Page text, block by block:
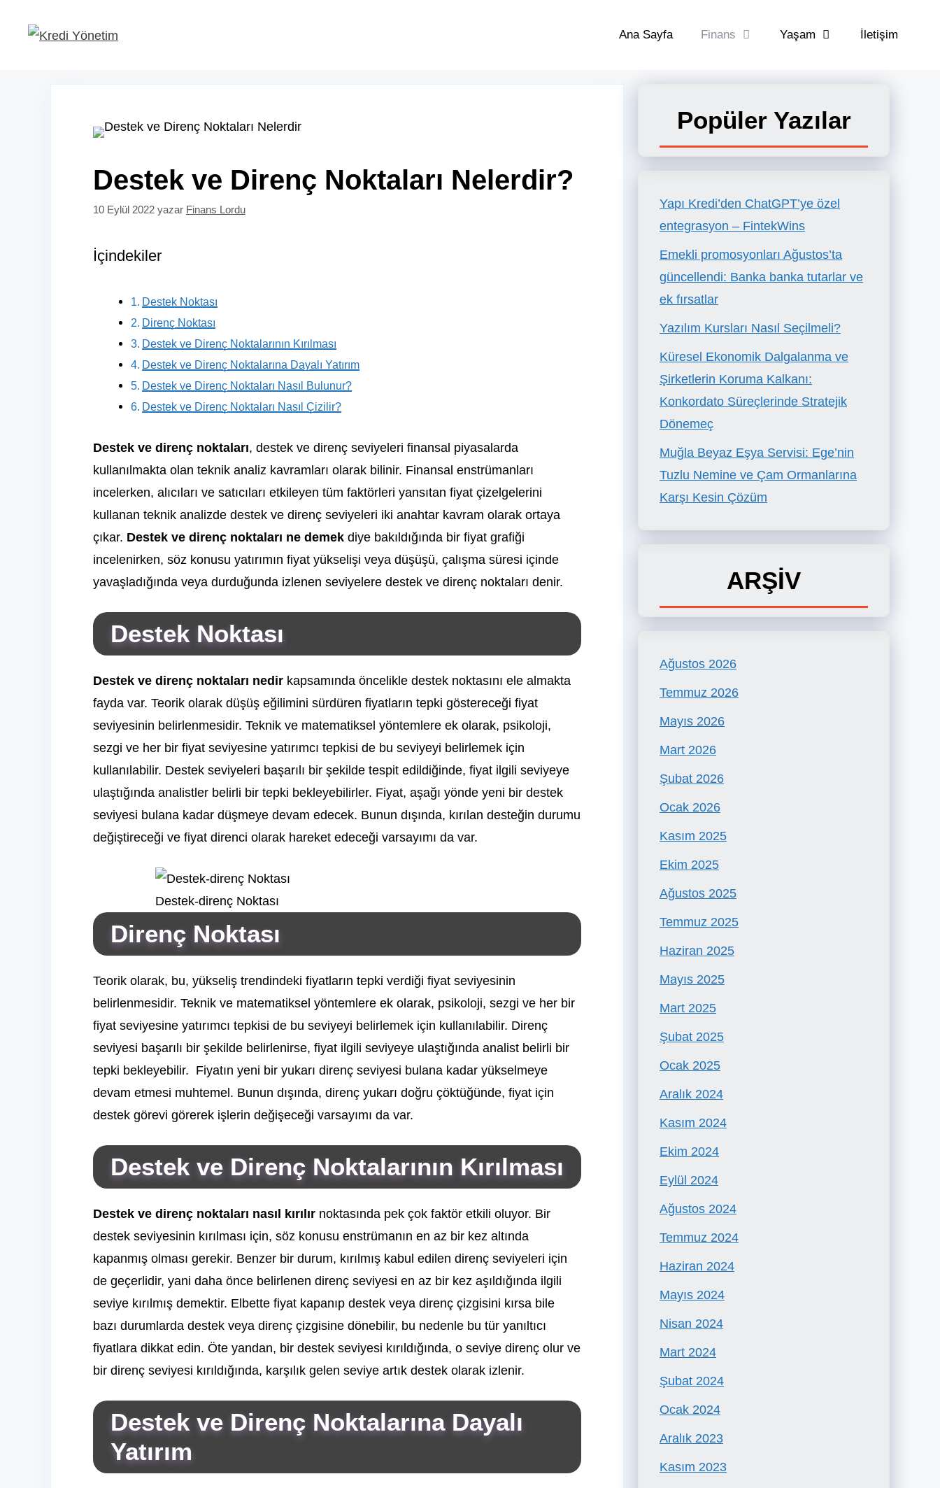
Ana Sayfa Finans Yaşam İletişim
Destek ve Direnç Noktaları Nelerdir?
10 Eylül 2022 yazar Finans Lordu
İçindekiler
Destek Noktası
Direnç Noktası
Destek ve Direnç Noktalarının Kırılması
Destek ve Direnç Noktalarına Dayalı Yatırım
Destek ve Direnç Noktaları Nasıl Bulunur?
Destek ve Direnç Noktaları Nasıl Çizilir?
Destek ve direnç noktaları, destek ve direnç seviyeleri finansal piyasalarda
kullanılmakta olan teknik analiz kavramları olarak bilinir. Finansal enstrümanları
incelerken, alıcıları ve satıcıları etkileyen tüm faktörleri yansıtan fiyat çizelgelerini
kullanan teknik analizde destek ve direnç seviyeleri iki anahtar kavram olarak ortaya
çıkar. Destek ve direnç noktaları ne demek diye bakıldığında bir fiyat grafiği
incelenirken, söz konusu yatırımın fiyat yükselişi veya düşüşü, çalışma süresi içinde
yavaşladığında veya durduğunda izlenen seviyelere destek ve direnç noktaları denir.
Destek Noktası
Destek ve direnç noktaları nedir kapsamında öncelikle destek noktasını ele almakta
fayda var. Teorik olarak düşüş eğilimini sürdüren fiyatların tepki göstereceği fiyat
seviyesinin belirlenmesidir. Teknik ve matematiksel yöntemlere ek olarak, psikoloji,
sezgi ve her bir fiyat seviyesine yatırımcı tepkisi de bu seviyeyi belirlemek için
kullanılabilir. Destek seviyeleri başarılı bir şekilde tespit edildiğinde, fiyat ilgili seviyeye
ulaştığında analistler belirli bir tepki bekleyebilirler. Fiyat, aşağı yönde yeni bir destek
seviyesi bulana kadar düşmeye devam edecek. Bunun dışında, kırılan desteğin durumu
değiştireceği ve fiyat direnci olarak hareket edeceği varsayımı da var.
Destek-direnç Noktası
Direnç Noktası
Teorik olarak, bu, yükseliş trendindeki fiyatların tepki verdiği fiyat seviyesinin
belirlenmesidir. Teknik ve matematiksel yöntemlere ek olarak, psikoloji, sezgi ve her bir
fiyat seviyesine yatırımcı tepkisi de bu seviyeyi belirlemek için kullanılabilir. Direnç
seviyesi başarılı bir şekilde belirlenirse, fiyat ilgili seviyeye ulaştığında analist belirli bir
tepki bekleyebilir. Fiyatın yeni bir yukarı direnç seviyesi bulana kadar yükselmeye
devam etmesi muhtemel. Bunun dışında, direnç yukarı doğru çöktüğünde, fiyat için
destek görevi görerek işlerin değişeceği varsayımı da var.
Destek ve Direnç Noktalarının Kırılması
Destek ve direnç noktaları nasıl kırılır noktasında pek çok faktör etkili oluyor. Bir
destek seviyesinin kırılması için, söz konusu enstrümanın en az bir kez altında
kapanmış olması gerekir. Benzer bir durum, kırılmış kabul edilen direnç seviyeleri için
de geçerlidir, yani daha önce belirlenen direnç seviyesi en az bir kez aşıldığında ilgili
seviye kırılmış demektir. Elbette fiyat kapanıp destek veya direnç çizgisini kırsa bile
bazı durumlarda destek veya direnç çizgisine dönebilir, bu nedenle bu tür yanıltıcı
fiyatlara dikkat edin. Öte yandan, bir destek seviyesi kırıldığında, o seviye direnç olur ve
bir direnç seviyesi kırıldığında, karşılık gelen seviye artık destek olarak izlenir.
Destek ve Direnç Noktalarına Dayalı
Yatırım
Popüler Yazılar
Yapı Kredi’den ChatGPT’ye özel
entegrasyon – FintekWins
Emekli promosyonları Ağustos’ta
güncellendi: Banka banka tutarlar ve
ek fırsatlar
Yazılım Kursları Nasıl Seçilmeli?
Küresel Ekonomik Dalgalanma ve
Şirketlerin Koruma Kalkanı:
Konkordato Süreçlerinde Stratejik
Dönemeç
Muğla Beyaz Eşya Servisi: Ege’nin
Tuzlu Nemine ve Çam Ormanlarına
Karşı Kesin Çözüm
ARŞİV
Ağustos 2026
Temmuz 2026
Mayıs 2026
Mart 2026
Şubat 2026
Ocak 2026
Kasım 2025
Ekim 2025
Ağustos 2025
Temmuz 2025
Haziran 2025
Mayıs 2025
Mart 2025
Şubat 2025
Ocak 2025
Aralık 2024
Kasım 2024
Ekim 2024
Eylül 2024
Ağustos 2024
Temmuz 2024
Haziran 2024
Mayıs 2024
Nisan 2024
Mart 2024
Şubat 2024
Ocak 2024
Aralık 2023
Kasım 2023